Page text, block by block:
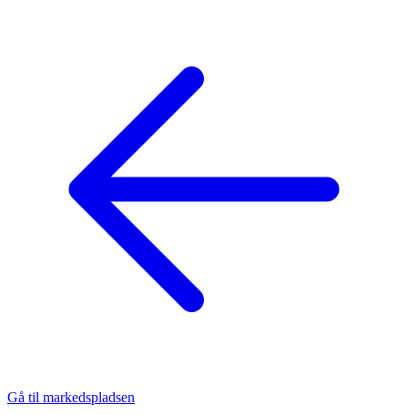
Gå til markedspladsen